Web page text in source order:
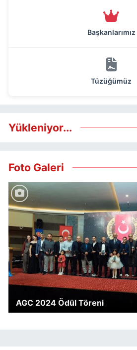
Başkanlarımız
Tüzüğümüz
Yükleniyor...
Foto Galeri
AGC 2024 Ödül Töreni